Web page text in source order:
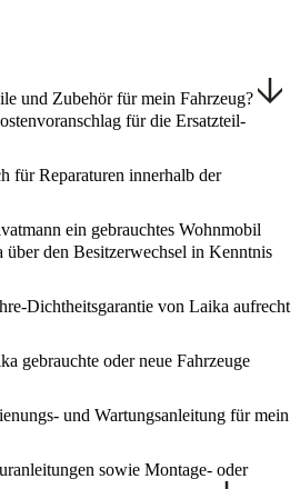
und Zubehör für mein Fahrzeug?
für die Ersatzteil-
für Reparaturen innerhalb der
ein gebrauchtes Wohnmobil
den Besitzerwechsel in Kenntnis
Dichtheitsgarantie von Laika aufrecht
gebrauchte oder neue Fahrzeuge
und Wartungsanleitung für mein
sowie Montage- oder